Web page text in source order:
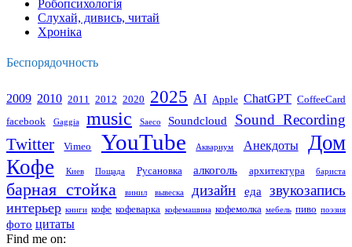
Робопсихологія
Слухай, дивись, читай
Хроніка
Беспорядочность
2009 2010 2011 2012 2020 2025 AI Apple ChatGPT CoffeeCard
facebook
Gaggia music Saeco Soundcloud Sound Recording
Twitter Vimeo YouTube Аквариум Анекдоты
Дом
Кофе
Киев Пощада Русановка алкоголь архитектура бариста
барная стойка винил вывеска дизайн еда звукозапись
интерьер книги кофе кофеварка кофемашина кофемолка мебель пиво поэзия
фото цитаты
Find me on: